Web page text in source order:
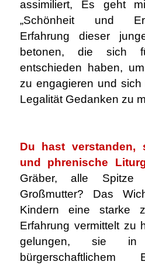
assimiliert, Es geht
„Schönheit und
Erfahrung dieser
betonen, die sich
entschieden haben,
zu engagieren und
Legalität Gedanken zu
Du hast verstanden,
und phrenische
Gräber, alle
Großmutter? Das
Kindern eine starke
Erfahrung vermittelt zu
gelungen, sie in
bürgerschaftlichem